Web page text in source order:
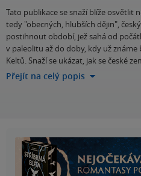
Tato publikace se snaží blíže osvětlit
tedy "obecných, hlubších dějin",
postihnout období, jež sahá od
v paleolitu až do doby, kdy už
Keltů. Snaží se ukázat, jak se české
Přejít na celý popis